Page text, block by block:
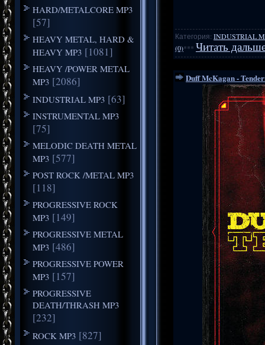
HARD/METALCORE MP3
[57]
HEAVY METAL, HARD &
HEAVY MP3 [1081]
HEAVY /POWER METAL
MP3 [2086]
INDUSTRIAL MP3 [63]
INSTRUMENTAL MP3
[75]
MELODIC DEATH METAL
MP3 [577]
POST ROCK /METAL MP3
[118]
PROGRESSIVE ROCK
MP3 [149]
PROGRESSIVE METAL
MP3 [486]
PROGRESSIVE POWER
MP3 [157]
PROGRESSIVE
DEATH/THRASH MP3
[232]
ROCK MP3 [827]
Категория: INDUSTRIAL
(0)*** Читать
Duff McKagan -